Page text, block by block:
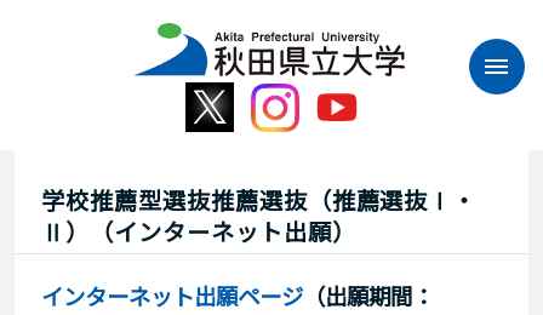
学校推薦型選抜推薦選抜（推薦選抜Ⅰ・
Ⅱ）（インターネット出願）
インターネット出願ページ（出願期間：